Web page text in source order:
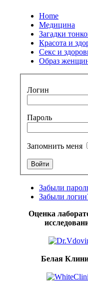
Home
Медицина
Загадки
Красота и
Секс и
Образ
Логин
Пароль
Запомнить меня
Забыли
Забыли
Оценка
Белая